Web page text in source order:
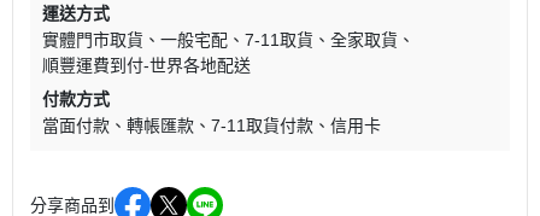
運送方式
實體門市取貨
一般宅配 7-11取貨
全家取貨
順豐運費到付-世界各地配送
付款方式
當面付款
轉帳匯款 7-11取貨付款 信用卡
分享商品到